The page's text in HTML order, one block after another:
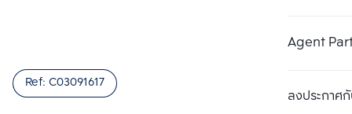
Agent
ลงประกาศกั
Ref: C03091617